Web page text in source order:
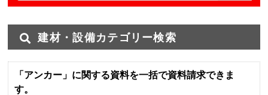
建材・設備カテゴリー検索
「アンカー」に関する資料を一括で資料請求できま
す。